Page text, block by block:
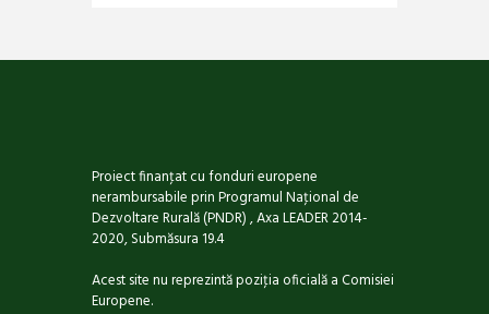
Proiect finanţat cu fonduri europene
nerambursabile prin Programul Naţional de
Dezvoltare Rurală (PNDR) , Axa LEADER 2014-
2020, Submăsura 19.4
Acest site nu reprezintă poziţia oficială a Comisiei
Europene.